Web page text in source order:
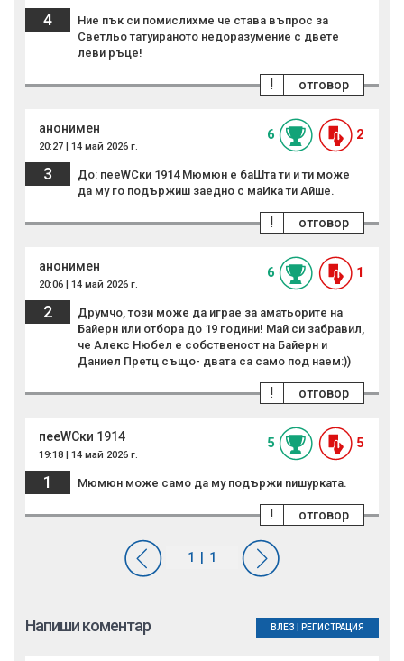
4
Ние пък си помислихме че става въпрос за
Светльо татуираното недоразумение с двете
леви ръце!
отговор
!
анонимен
20:27 | 14 май 2026 г.
6 2
3
До: пееWCки 1914 Мюмюн е баШта ти и ти може
да му го подържиш заедно с маИка ти Айше.
отговор
!
анонимен
20:06 | 14 май 2026 г.
6 1
2
Друмчо, този може да играе за аматьорите на
Байерн или отбора до 19 години! Май си забравил,
че Алекс Нюбел е собственост на Байерн и
Даниел Претц също- двата са само под наем:))
отговор
!
пееWCки 1914
19:18 | 14 май 2026 г.
5 5
1 Мюмюн може само да му подържи nишypкaтa.
отговор
!
Напиши коментар ВЛЕЗ РЕГИСТРАЦИЯ